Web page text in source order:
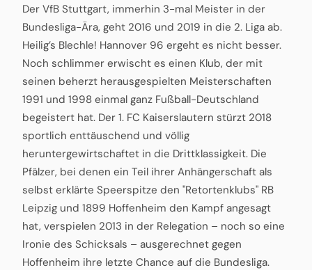
Der VfB Stuttgart, immerhin 3-mal Meister in der
Bundesliga-Ära, geht 2016 und 2019 in die 2. Liga ab.
Heilig’s Blechle! Hannover 96 ergeht es nicht besser.
Noch schlimmer erwischt es einen Klub, der mit
seinen beherzt herausgespielten Meisterschaften
1991 und 1998 einmal ganz Fußball-Deutschland
begeistert hat. Der 1. FC Kaiserslautern stürzt 2018
sportlich enttäuschend und völlig
heruntergewirtschaftet in die Drittklassigkeit. Die
Pfälzer, bei denen ein Teil ihrer Anhängerschaft als
selbst erklärte Speerspitze den "Retortenklubs" RB
Leipzig und 1899 Hoffenheim den Kampf angesagt
hat, verspielen 2013 in der Relegation – noch so eine
Ironie des Schicksals – ausgerechnet gegen
Hoffenheim ihre letzte Chance auf die Bundesliga.